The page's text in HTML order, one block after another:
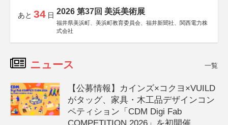
あと 34 日 2026 第37回 美浜美術展
福井県美浜町、美浜町教育委員会、福井新聞社、関西電力株
式会社
ニュース 一覧
【公募情報】カインズ×コクヨ×VUILD
がタッグ、家具・木工品デザインコン
ペティション「CDM Digi Fab